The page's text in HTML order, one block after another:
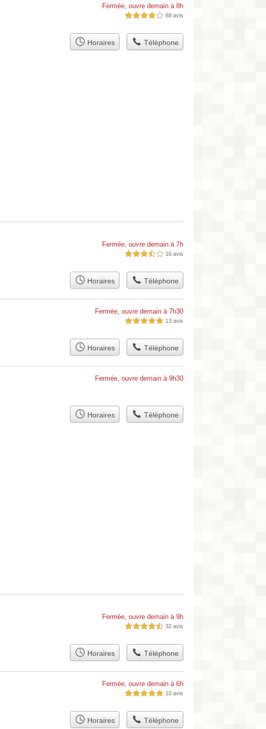
Fermée, ouvre demain à 8h
4,0 étoiles sur 5 68 avis
Horaires Téléphone
Fermée, ouvre demain à 7h
3,5 étoiles sur 5 16 avis
Horaires Téléphone
Fermée, ouvre demain à 7h30
5,0 étoiles sur 5 13 avis
Horaires Téléphone
Fermée, ouvre demain à 9h30
Horaires Téléphone
Fermée, ouvre demain à 9h
4,5 étoiles sur 5 32 avis
Horaires Téléphone
Fermée, ouvre demain à 6h
5,0 étoiles sur 5 10 avis
Horaires Téléphone